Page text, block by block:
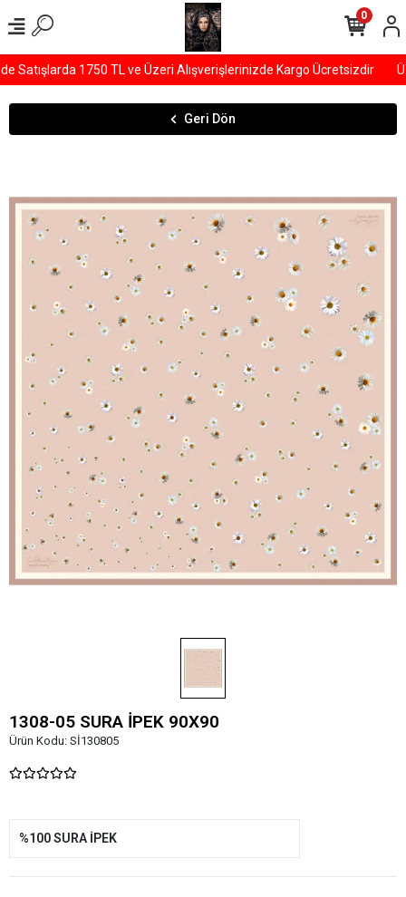
Satışlarda 1750 TL ve Üzeri Alışverişlerinizde Kargo Ücretsizdir
0
Geri Dön
1308-05 SURA İPEK 90X90
Ürün Kodu: Sİ130805
%100 SURA İPEK